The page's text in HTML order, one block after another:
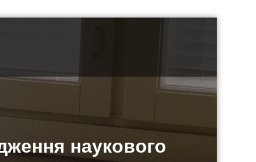
наукового